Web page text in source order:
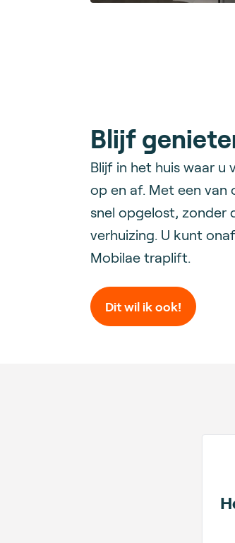
Blijf
Blijf in het huis waar
op en af. Met een
snel opgelost, zonder
verhuizing. U kunt
Mobilae traplift.
Dit wil ik ook!